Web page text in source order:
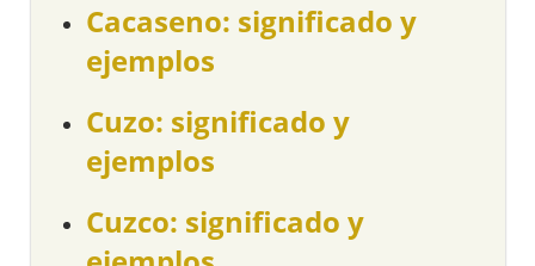
Cacaseno: significado y
ejemplos
Cuzo: significado y
ejemplos
Cuzco: significado y